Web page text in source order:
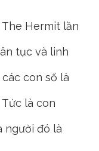
Hermit lần
tục và linh
con số là
là con
người đó là